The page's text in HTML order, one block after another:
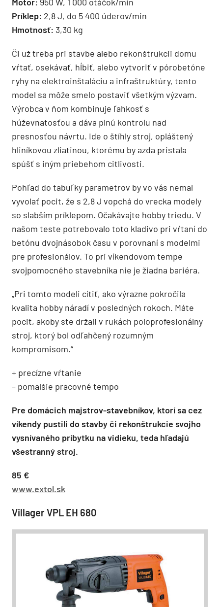
Príklep: 2,8 J, do 5 400 úderov/min
Hmotnosť: 3,30 kg
Či už treba pri stavbe alebo rekonštrukcii domu
vŕtať, osekávať, hĺbiť, alebo vytvoriť v pórobetóne
ryhy na elektroinštaláciu a infraštruktúry, tento
model sa môže smelo postaviť všetkým výzvam.
Výrobca v ňom kombinuje ľahkosť s
húževnatosťou a dáva plnú kontrolu nad
presnosťou návrtu. Ide o štíhly stroj, opláštený
hliníkovou zliatinou, ktorému by azda pristala
spúšť s iným priebehom citlivosti.
Pohľad do tabuľky parametrov by vo vás nemal
vyvolať pocit, že s 2,8 J vopchá do vrecka modely
so slabším príklepom. Očakávajte hobby triedu. V
našom teste potrebovalo toto kladivo pri vŕtaní do
betónu dvojnásobok času v porovnaní s modelmi
pre profesionálov. To pri víkendovom tempe
svojpomocného stavebníka nie je žiadna bariéra.
„Pri tomto modeli cítiť, ako výrazne pokročila
kvalita hobby náradí v posledných rokoch. Máte
pocit, akoby ste držali v rukách poloprofesionálny
stroj, ktorý bol odľahčený rozumným
kompromisom.“
+ precízne vŕtanie
– pomalšie pracovné tempo
Pre domácich majstrov-stavebníkov, ktorí sa cez
víkendy pustili do stavby či rekonštrukcie svojho
vysnívaného príbytku na vidieku, teda hľadajú
všestranný stroj.
85 €
www.extol.sk
Villager VPL EH 680